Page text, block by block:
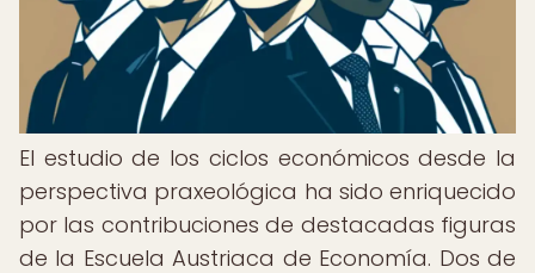
El estudio de los ciclos económicos desde la
perspectiva praxeológica ha sido enriquecido
por las contribuciones de destacadas figuras
de la Escuela Austriaca de Economía. Dos de